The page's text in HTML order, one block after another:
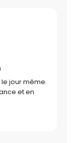
le jour même.
et en